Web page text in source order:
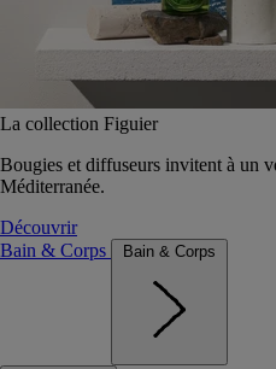
La collection Figuier
Bougies et diffuseurs invitent à un
Méditerranée.
Découvrir
Bain & Corps
Bain & Corps